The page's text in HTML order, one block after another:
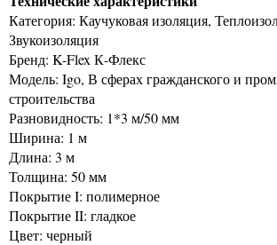
Категория: Каучуковая изоляция,
Звукоизоляция
Бренд: K-Flex К-Флекс
Модель: Igo, В сферах гражданского и
строительства
Разновидность: 1*3 м/50 мм
Ширина: 1 м
Длина: 3 м
Толщина: 50 мм
Покрытие I: полимерное
Покрытие II: гладкое
Цвет: черный